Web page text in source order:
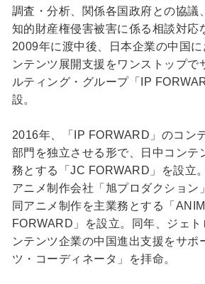
調査・分析、関係各国政府との協議
知的財産権侵害被害に係る相談対応
2009年に渡中後、日本企業の中国
ンテンツ展開支援をワンストップで
ルティング・グループ「IP
設。
2016年、「IP FORWARD」のコン
部門を独立させる形で、日中コンテ
務とする「JC FORWARD」を設立
アニメ制作会社「旭プロダクション
同アニメ制作を主業務とする「
FORWARD」を設立。同年、ジェ
ンテンツ企業の中国進出支援をサポ
ツ・コーディネータ」を拝命。